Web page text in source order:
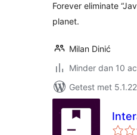
Forever eliminate
planet.
Milan Dinić
Minder dan 10
Getest met 5.1.22